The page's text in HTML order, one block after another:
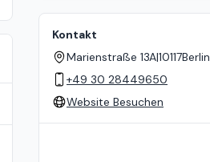
Kontakt
Marienstraße 13A|10117Berlin
+49 30 28449650
Website Besuchen